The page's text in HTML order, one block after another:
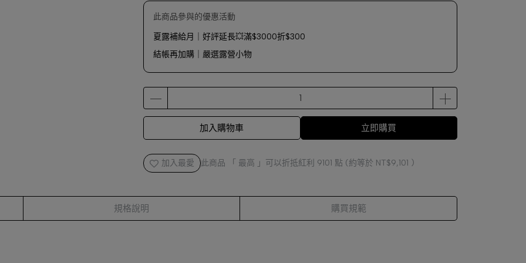
此商品參與的優惠活動
夏露補給月｜好評延長💥滿$3000折$300
結帳再加購｜嚴選露營小物
加入購物車 立即購買
加入最愛 此商品 「 最高 」可以折抵紅利 9101 點 (約等於 NT$9,101 )
規格說明 購買規範